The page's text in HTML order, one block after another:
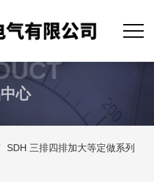
心
SDH 三排四排加大等定做系列